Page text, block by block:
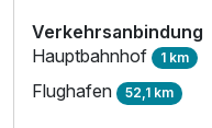
Verkehrsanbindung
Hauptbahnhof 1 km
Flughafen 52,1 km